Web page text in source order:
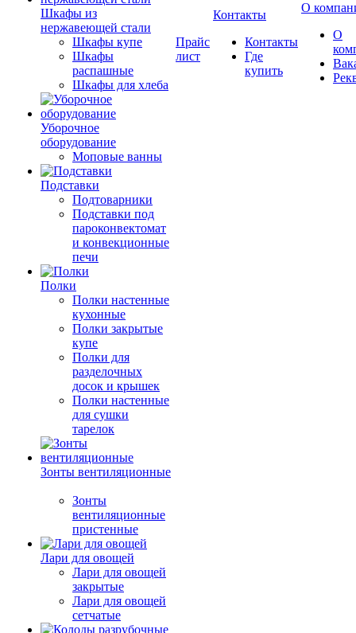
Шкафы из
нержавеющей стали
Шкафы купе
Шкафы
распашные
Шкафы для хлеба
Уборочное
оборудование
Моповые ванны
Подставки
Подтоварники
Подставки под
пароконвектомат
и конвекционные
печи
Полки
Полки настенные
кухонные
Полки закрытые
купе
Полки для
разделочных
досок и крышек
Полки настенные
для сушки
тарелок
Зонты вентиляционные
Зонты
вентиляционные
пристенные
Лари для овощей
Лари для овощей
закрытые
Лари для овощей
сетчатые
Прайс
лист
Контакты
Контакты
Где
купить
О
О